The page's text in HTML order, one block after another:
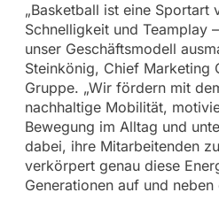
„Basketball ist eine Sportart
Schnelligkeit und Teamplay
unser Geschäftsmodell
Steinkönig, Chief Marketing
Gruppe. „Wir fördern mit
nachhaltige Mobilität,
Bewegung im Alltag und
dabei, ihre Mitarbeitenden
verkörpert genau diese
Generationen auf und neben